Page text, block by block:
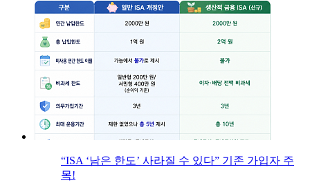
“ISA ‘남은 한도’ 사라질 수 있다” 기존 가입자 주
목!